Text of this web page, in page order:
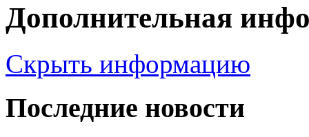
Дополнительная
Скрыть информацию
Последние новости